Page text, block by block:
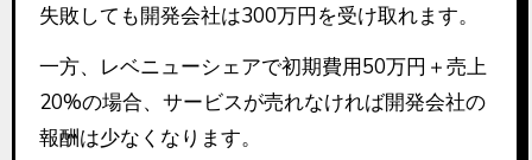
失敗しても開発会社は300万円を受け取れます。
一方、レベニューシェアで初期費用50万円＋売上
20%の場合、サービスが売れなければ開発会社の
報酬は少なくなります。